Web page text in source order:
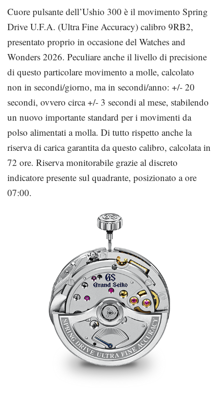
Cuore pulsante dell’Ushio 300 è il movimento Spring
Drive U.F.A. (Ultra Fine Accuracy) calibro 9RB2,
presentato proprio in occasione del Watches and
Wonders 2026. Peculiare anche il livello di precisione
di questo particolare movimento a molle, calcolato
non in secondi/giorno, ma in secondi/anno: +/- 20
secondi, ovvero circa +/- 3 secondi al mese, stabilendo
un nuovo importante standard per i movimenti da
polso alimentati a molla. Di tutto rispetto anche la
riserva di carica garantita da questo calibro, calcolata in
72 ore. Riserva monitorabile grazie al discreto
indicatore presente sul quadrante, posizionato a ore
07:00.